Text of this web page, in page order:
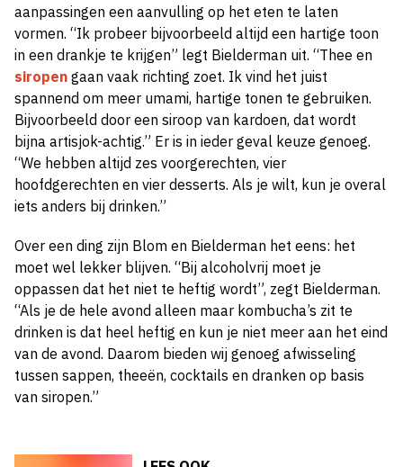
aanpassingen een aanvulling op het eten te laten
vormen. “Ik probeer bijvoorbeeld altijd een hartige toon
in een drankje te krijgen” legt Bielderman uit. “Thee en
siropen gaan vaak richting zoet. Ik vind het juist
spannend om meer umami, hartige tonen te gebruiken.
Bijvoorbeeld door een siroop van kardoen, dat wordt
bijna artisjok-achtig.” Er is in ieder geval keuze genoeg.
“We hebben altijd zes voorgerechten, vier
hoofdgerechten en vier desserts. Als je wilt, kun je overal
iets anders bij drinken.”
Over een ding zijn Blom en Bielderman het eens: het
moet wel lekker blijven. “Bij alcoholvrij moet je
oppassen dat het niet te heftig wordt”, zegt Bielderman.
“Als je de hele avond alleen maar kombucha’s zit te
drinken is dat heel heftig en kun je niet meer aan het eind
van de avond. Daarom bieden wij genoeg afwisseling
tussen sappen, theeën, cocktails en dranken op basis
van siropen.”